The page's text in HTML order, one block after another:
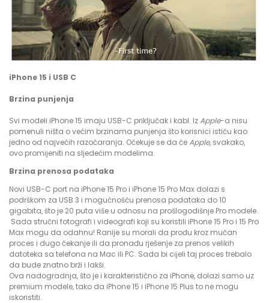
iPhone 15 i USB C
Brzina punjenja
Svi modeli iPhone 15 imaju USB-C priključak i kabl. IzApple-a nisu
pomenuli ništa o većim brzinama punjenja što korisnici ističu kao
jedno od najvećih razočaranja. Očekuje se da ćeApple, svakako,
ovo promijeniti na sljedećim modelima.
Brzina prenosa podataka
Novi USB-C port na iPhone 15 Pro i iPhone 15 Pro Max dolazi s
podrškom za USB 3 i mogućnošću prenosa podataka do 10
gigabita, što je 20 puta više u odnosu na prošlogodišnje Pro modele.
Sada stručni fotografi i videografi koji su koristili iPhone 15 Pro i 15 Pro
Max mogu da odahnu! Ranije su morali da prođu kroz mučan
proces i dugo čekanje ili da pronađu rješenje za prenos velikih
datoteka sa telefona na Mac ili PC. Sada bi cijeli taj proces trebalo
da bude znatno brži i lakši.
Ova nadogradnja, što je i karakteristično za iPhone, dolazi samo uz
premium modele, tako da iPhone 15 i iPhone 15 Plus to ne mogu
iskoristiti.